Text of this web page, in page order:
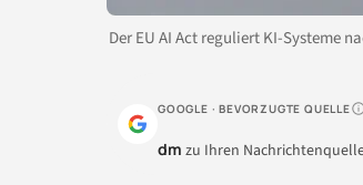
Der EU AI Act reguliert KI-Systeme
GOOGLE · BEVORZUGTE QUELLE
dm zu Ihren